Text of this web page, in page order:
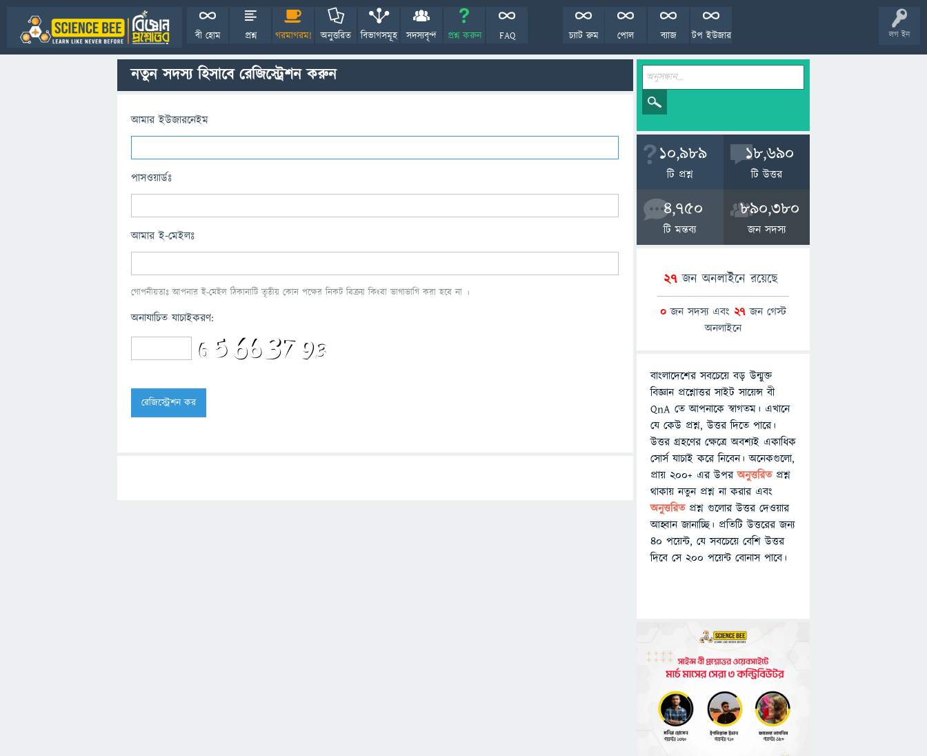
লগ ইন
বী হোম প্রশ্ন গরমাগরম! অনুত্তরিত বিভাগসমূহ সদস্যবৃন্দ প্রশ্ন করুন FAQ টপ ইউজার
ব্যাজ
পোল
চ্যাট রুম
নতুন সদস্য হিসাবে রেজিস্ট্রেশন করুন
আমার ইউজারনেইম
পাসওয়ার্ডঃ
আমার ই-মেইলঃ
গোপনীয়তাঃ আপনার ই-মেইল ঠিকানাটি তৃতীয় কোন পক্ষের নিকট বিক্রয় কিংবা ভাগাভাগি করা হবে না ।
অনাযাচিত যাচাইকরণ:
10,989
টি প্রশ্ন
18,690
টি উত্তর
4,750
টি মন্তব্য
890,380
জন সদস্য
27জন অনলাইনে রয়েছে
0 জন সদস্য এবং 27 জন গেস্ট
অনলাইনে
বাংলাদেশের সবচেয়ে বড় উন্মুক্ত
বিজ্ঞান প্রশ্নোত্তর সাইট সায়েন্স বী
QnA তে আপনাকে স্বাগতম। এখানে
যে কেউ প্রশ্ন, উত্তর দিতে পারে।
উত্তর গ্রহণের ক্ষেত্রে অবশ্যই একাধিক
সোর্স যাচাই করে নিবেন। অনেকগুলো,
প্রায় ২০০+ এর উপরঅনুত্তরিতপ্রশ্ন
থাকায় নতুন প্রশ্ন না করার এবং
অনুত্তরিত প্রশ্ন গুলোর উত্তর দেওয়ার
আহ্বান জানাচ্ছি। প্রতিটি উত্তরের জন্য
৪০ পয়েন্ট, যে সবচেয়ে বেশি উত্তর
দিবে সে ২০০ পয়েন্ট বোনাস পাবে।